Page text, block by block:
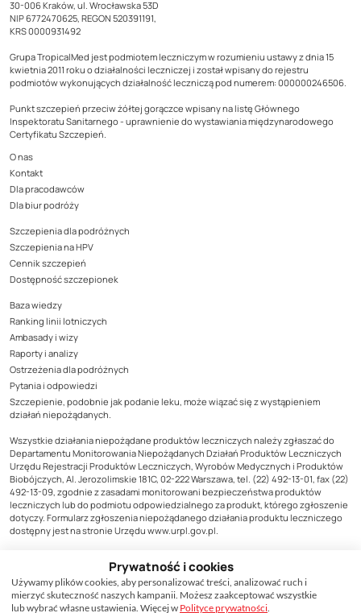
30-006 Kraków, ul. Wrocławska 53D
NIP 6772470625, REGON 520391191,
KRS 0000931492
Grupa TropicalMed jest podmiotem leczniczym w rozumieniu ustawy z dnia 15
kwietnia 2011 roku o działalności leczniczej i został wpisany do rejestru
podmiotów wykonujących działalność leczniczą pod numerem: 000000246506.
Punkt szczepień przeciw żółtej gorączce wpisany na listę Głównego
Inspektoratu Sanitarnego - uprawnienie do wystawiania międzynarodowego
Certyfikatu Szczepień.
O nas
Kontakt
Dla pracodawców
Dla biur podróży
Szczepienia dla podróżnych
Szczepienia na HPV
Cennik szczepień
Dostępność szczepionek
Baza wiedzy
Ranking linii lotniczych
Ambasady i wizy
Raporty i analizy
Ostrzeżenia dla podróżnych
Pytania i odpowiedzi
Szczepienie, podobnie jak podanie leku, może wiązać się z wystąpieniem
działań niepożądanych.
Wszystkie działania niepożądane produktów leczniczych należy zgłaszać do
Departamentu Monitorowania Niepożądanych Działań Produktów Leczniczych
Urzędu Rejestracji Produktów Leczniczych, Wyrobów Medycznych i Produktów
Biobójczych, Al. Jerozolimskie 181C, 02-222 Warszawa, tel. (22) 492-13-01, fax (22)
492-13-09, zgodnie z zasadami monitorowani bezpieczeństwa produktów
leczniczych lub do podmiotu odpowiedzialnego za produkt, którego zgłoszenie
dotyczy. Formularz zgłoszenia niepożądanego działania produktu leczniczego
dostępny jest na stronie Urzędu www.urpl.gov.pl.
mogą być traktowane jako forma konsultacji medycznej i nie mogą zastąpić
konsultacji lekarza, do którego należy ostateczna decyzja o sposobie i zakresie
stosowanego leczenia.
Prywatność i cookies
Używamy plików cookies, aby personalizować treści, analizować ruch i
mierzyć skuteczność naszych kampanii. Możesz zaakceptować wszystkie
lub wybrać własne ustawienia. Więcej w Polityce prywatności.